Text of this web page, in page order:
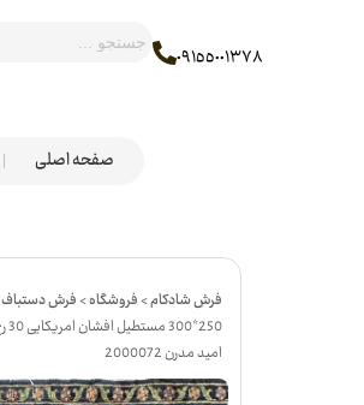
٠٩١٥٥٠٠١٣٧٨
صفحه اصلی
فرش شادکام>فروشگاه>فرش دستباف
امید مدرن 2000072